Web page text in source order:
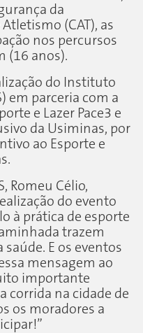
da
(CAT), as
nos percursos
(16 anos).
do Instituto
em parceria com a
e Lazer Pace3 e
da Usiminas, por
ao Esporte e
Romeu Célio,
do evento
à prática de esporte
trazem
E os eventos
mensagem ao
importante
corrida na cidade de
os moradores a